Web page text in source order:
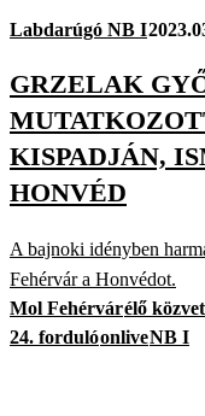
Labdarúgó NB I
GRZELAK
KISPADJÁN,
HONVÉD
A bajnoki idényben
Fehérvár a Honvédot.
Mol Fehérvárélő
24. fordulóonliveNB I